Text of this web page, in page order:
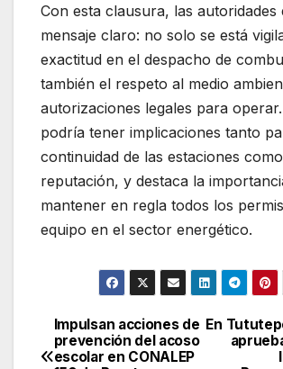
Con esta clausura, las autoridades
mensaje claro: no solo se está
exactitud en el despacho de
también el respeto al medio
autorizaciones legales para
podría tener implicaciones tanto
continuidad de las estaciones
reputación, y destaca la
mantener en regla todos los
equipo en el sector energético.
Navegación En
Impulsan acciones de
prevención del acoso
escolar en CONALEP